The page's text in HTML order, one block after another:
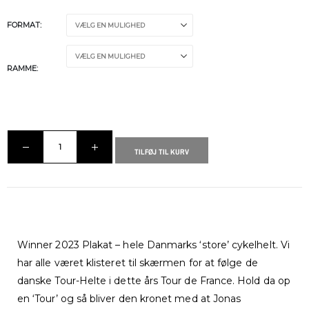
FORMAT
RAMME
TILFØJ TIL KURV
Winner 2023 Plakat – hele Danmarks ‘store’ cykelhelt. Vi
har alle været klisteret til skærmen for at følge de
danske Tour-Helte i dette års Tour de France. Hold da op
en ‘Tour’ og så bliver den kronet med at Jonas